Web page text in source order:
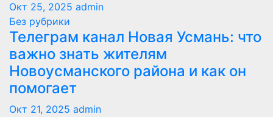
Окт 25, 2025 admin
Без рубрики
Телеграм канал Новая Усмань: что
важно знать жителям
Новоусманского района и как он
помогает
Окт 21, 2025 admin